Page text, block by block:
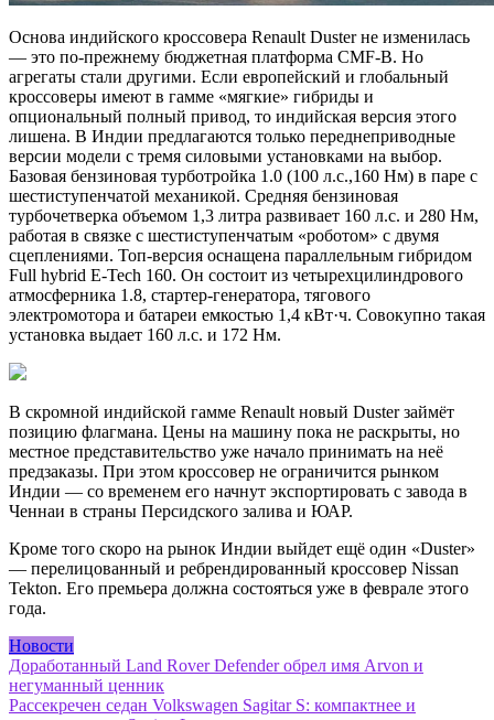
Основа индийского кроссовера Renault Duster не изменилась
— это по‑прежнему бюджетная платформа CMF‑B. Но
агрегаты стали другими. Если европейский и глобальный
кроссоверы имеют в гамме «мягкие» гибриды и
опциональный полный привод, то индийская версия этого
лишена. В Индии предлагаются только переднеприводные
версии модели с тремя силовыми установками на выбор.
Базовая бензиновая турботройка 1.0 (100 л.с.,160 Нм) в паре с
шестиступенчатой механикой. Средняя бензиновая
турбочетверка объемом 1,3 литра развивает 160 л.с. и 280 Нм,
работая в связке с шестиступенчатым «роботом» с двумя
сцеплениями. Топ-версия оснащена параллельным гибридом
Full hybrid E-Tech 160. Он состоит из четырехцилиндрового
атмосферника 1.8, стартер-генератора, тягового
электромотора и батареи емкостью 1,4 кВт·ч. Совокупно такая
установка выдает 160 л.с. и 172 Нм.
В скромной индийской гамме Renault новый Duster займёт
позицию флагмана. Цены на машину пока не раскрыты, но
местное представительство уже начало принимать на неё
предзаказы. При этом кроссовер не ограничится рынком
Индии — со временем его начнут экспортировать с завода в
Ченнаи в страны Персидского залива и ЮАР.
Кроме того скоро на рынок Индии выйдет ещё один «Duster»
— перелицованный и ребрендированный кроссовер Nissan
Tekton. Его премьера должна состояться уже в феврале этого
года.
Новости
Навигация
по
Доработанный Land Rover Defender обрел имя Arvon и
негуманный ценник
Рассекречен седан Volkswagen Sagitar S: компактнее и